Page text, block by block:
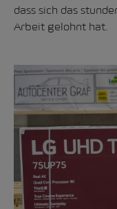
dass sich das
Arbeit gelohnt hat.